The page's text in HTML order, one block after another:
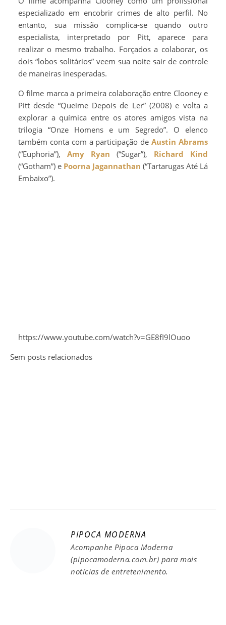
especializado em encobrir crimes de alto perfil. No
entanto, sua missão complica-se quando outro
especialista, interpretado por Pitt, aparece para
realizar o mesmo trabalho. Forçados a colaborar, os
dois “lobos solitários” veem sua noite sair de controle
de maneiras inesperadas.
O filme marca a primeira colaboração entre Clooney e
Pitt desde “Queime Depois de Ler” (2008) e volta a
explorar a química entre os atores amigos vista na
trilogia “Onze Homens e um Segredo”. O elenco
também conta com a participação deAustin Abrams
(“Euphoria”), Amy Ryan (“Sugar”), Richard Kind
(“Gotham”) e Poorna Jagannathan (“Tartarugas Até Lá
Embaixo”).
https://www.youtube.com/watch?v=GE8fI9lOuoo
Sem posts relacionados
PIPOCA MODERNA
Acompanhe Pipoca Moderna
(pipocamoderna.com.br) para mais
notícias de entretenimento.